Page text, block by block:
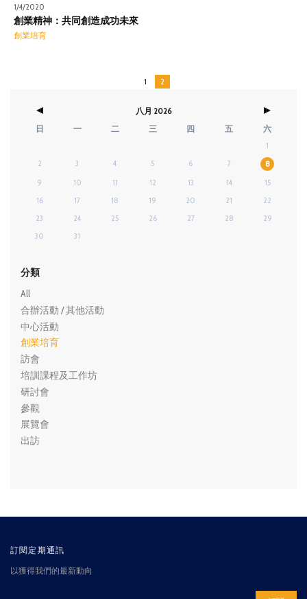
1/4/2020
創業精神：共同創造成功未來
創業培育
1 2
八月 2026
日
一 二 三 四 五
六
1
2
3 4 5 6 7
8
9
10 11 12 13 14
15
16
17 18 19 20 21
22
23
24 25 26 27 28
29
30
31
分類
All
合辦活動 / 其他活動
中心活動
創業培育
訪會
培訓課程及工作坊
研討會
參觀
展覽會
出訪
訂閱定期通訊
以獲得我們的最新動向